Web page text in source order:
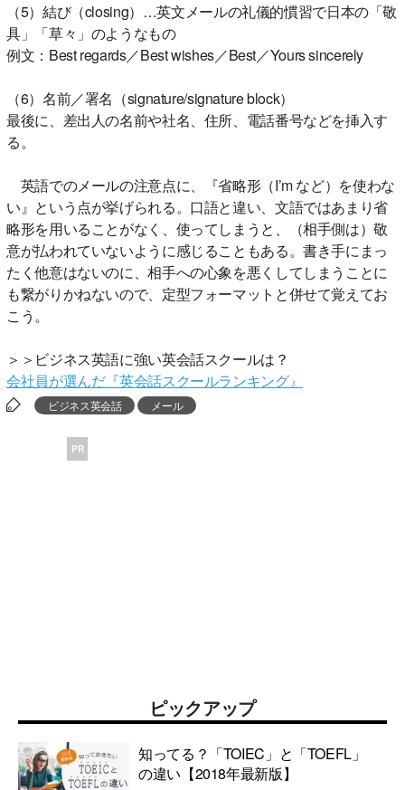
（5）結び（closing）…英文メールの礼儀的慣習で日本の「敬
具」「草々」のようなもの
例文：Best regards／Best wishes／Best／Yours sincerely
（6）名前／署名（signature/signature block）
最後に、差出人の名前や社名、住所、電話番号などを挿入す
る。
英語でのメールの注意点に、『省略形（I’m など）を使わな
い』という点が挙げられる。口語と違い、文語ではあまり省
略形を用いることがなく、使ってしまうと、（相手側は）敬
意が払われていないように感じることもある。書き手にまっ
たく他意はないのに、相手への心象を悪くしてしまうことに
も繋がりかねないので、定型フォーマットと併せて覚えてお
こう。
＞＞ビジネス英語に強い英会話スクールは？
会社員が選んだ『英会話スクールランキング』
ビジネス英会話 メール
PR
ピックアップ
知ってる？「TOIEC」と「TOEFL」
の違い【2018年最新版】